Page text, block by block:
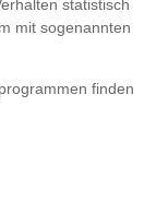
statistisch
mit sogenannten
finden